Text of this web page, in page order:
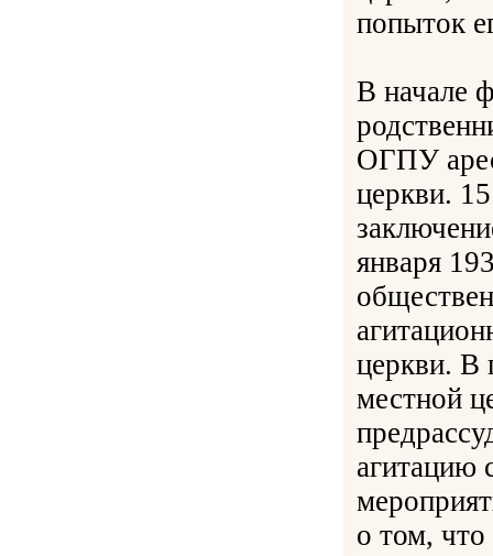
попыток
В начале
ОГПУ
церкви.
января
церкви. В
местной
агитацию
о том, что